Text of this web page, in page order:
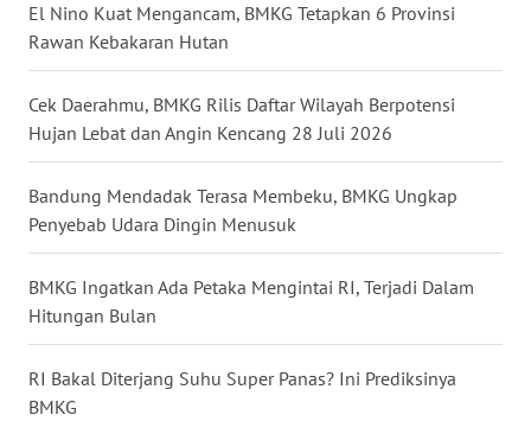
El Nino Kuat Mengancam, BMKG Tetapkan 6 Provinsi
Rawan Kebakaran Hutan
Cek Daerahmu, BMKG Rilis Daftar Wilayah Berpotensi
Hujan Lebat dan Angin Kencang 28 Juli 2026
Bandung Mendadak Terasa Membeku, BMKG Ungkap
Penyebab Udara Dingin Menusuk
BMKG Ingatkan Ada Petaka Mengintai RI, Terjadi Dalam
Hitungan Bulan
RI Bakal Diterjang Suhu Super Panas? Ini Prediksinya
BMKG
WN
NUSANTARA
WN
JOGJA
WN
JATIM
WN
BALI
WN
KALBAR